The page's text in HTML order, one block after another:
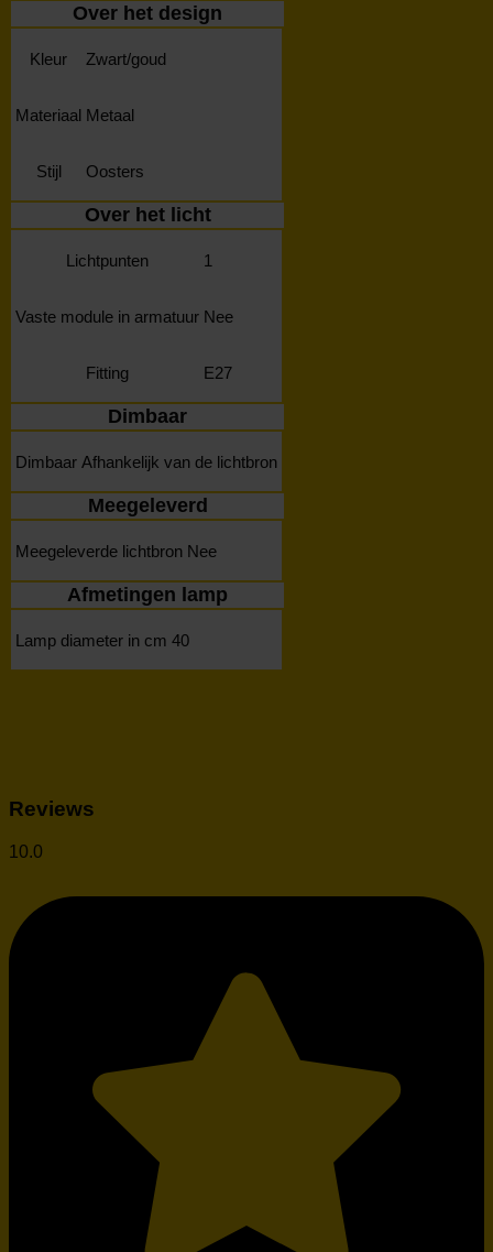
Over het design
Kleur Zwart/goud
Materiaal Metaal
Stijl Oosters
Over het licht
Lichtpunten 1
Vaste module in armatuur Nee
Fitting E27
Dimbaar
Dimbaar Afhankelijk van de lichtbron
Meegeleverd
Meegeleverde lichtbron Nee
Afmetingen lamp
Lamp diameter in cm 40
Reviews
10.0